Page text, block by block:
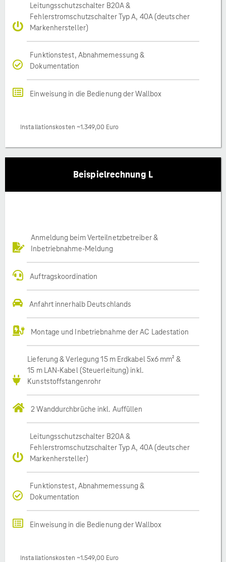
Leitungsschutzschalter B20A &
Fehlerstromschutzschalter Typ A, 40A (deutscher
Markenhersteller)
Funktionstest, Abnahmemessung &
Dokumentation
Einweisung in die Bedienung der Wallbox
Installationskosten ~1.349,00 Euro
Beispielrechnung L
Anmeldung beim Verteilnetzbetreiber &
Inbetriebnahme-Meldung
Auftragskoordination
Anfahrt innerhalb Deutschlands
Montage und Inbetriebnahme der AC Ladestation
Lieferung & Verlegung 15 m Erdkabel 5x6 mm² &
15 m LAN-Kabel (Steuerleitung) inkl.
Kunststoffstangenrohr
2 Wanddurchbrüche inkl. Auffüllen
Leitungsschutzschalter B20A &
Fehlerstromschutzschalter Typ A, 40A (deutscher
Markenhersteller)
Funktionstest, Abnahmemessung &
Dokumentation
Einweisung in die Bedienung der Wallbox
Installationskosten ~1.549,00 Euro